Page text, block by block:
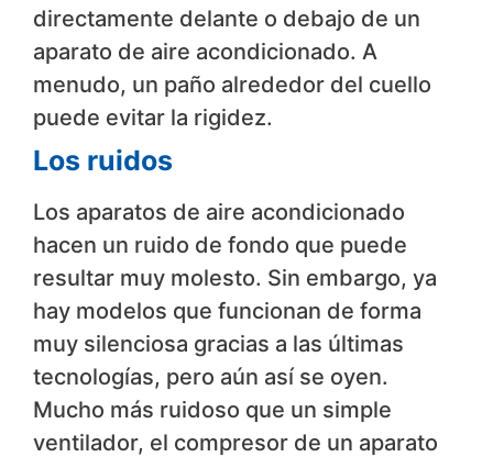
directamente delante o debajo de un
aparato de aire acondicionado. A
menudo, un paño alrededor del cuello
puede evitar la rigidez.
Los ruidos
Los aparatos de aire acondicionado
hacen un ruido de fondo que puede
resultar muy molesto. Sin embargo, ya
hay modelos que funcionan de forma
muy silenciosa gracias a las últimas
tecnologías, pero aún así se oyen.
Mucho más ruidoso que un simple
ventilador, el compresor de un aparato